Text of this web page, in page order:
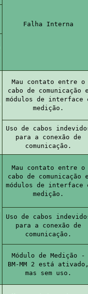
Falha Interna
Mau contato entre o
cabo de comunicação
módulos de interface
medição.
Uso de cabos
para a conexão de
comunicação.
Mau contato entre o
cabo de comunicação
módulos de interface
medição.
Uso de cabos
para a conexão de
comunicação.
Módulo de Medição -
BM-MM 2 está
mas sem uso.